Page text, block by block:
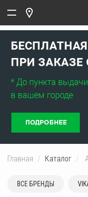
Главная Каталог
ВСЕ БРЕНДЫ